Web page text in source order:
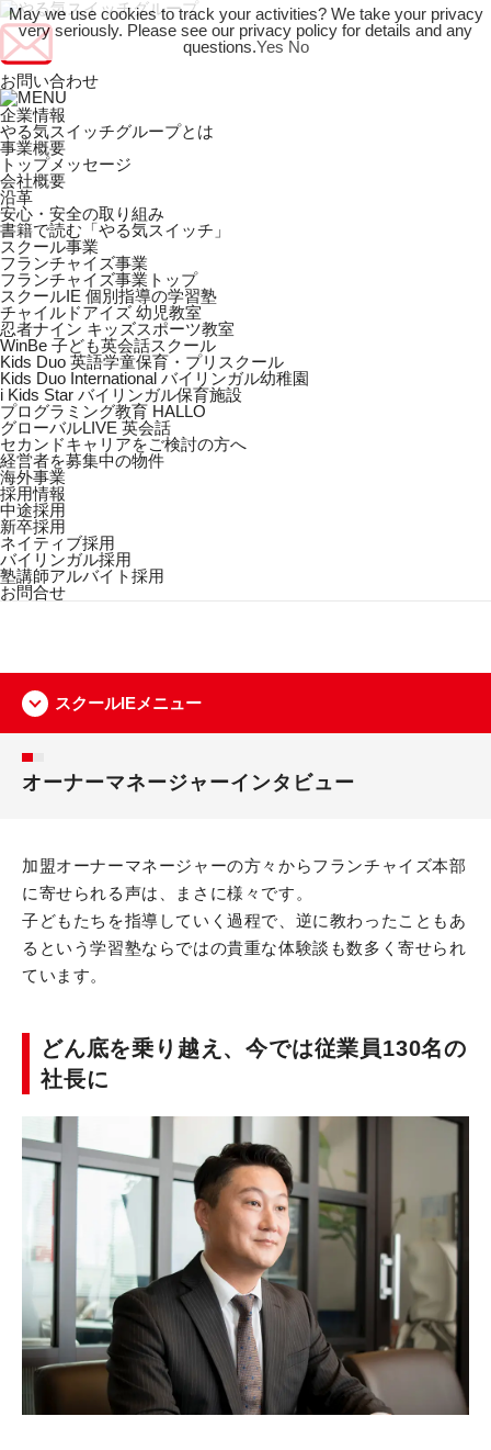
お問い合わせ
企業情報
やる気スイッチグループとは
事業概要
トップメッセージ
会社概要
沿革
安心・安全の取り組み
書籍で読む「やる気スイッチ」
スクール事業
フランチャイズ事業
フランチャイズ事業トップ
スクールIE 個別指導の学習塾
チャイルドアイズ 幼児教室
忍者ナイン キッズスポーツ教室
WinBe 子ども英会話スクール
Kids Duo 英語学童保育・プリスクール
Kids Duo International バイリンガル幼稚園
i Kids Star バイリンガル保育施設
プログラミング教育 HALLO
グローバルLIVE 英会話
セカンドキャリアをご検討の方へ
経営者を募集中の物件
海外事業
採用情報
中途採用
新卒採用
ネイティブ採用
バイリンガル採用
塾講師アルバイト採用
お問合せ
スクールIEメニュー
オーナーマネージャーインタビュー
加盟オーナーマネージャーの方々からフランチャイズ本部
に寄せられる声は、まさに様々です。
子どもたちを指導していく過程で、逆に教わったこともあ
るという学習塾ならではの貴重な体験談も数多く寄せられ
ています。
どん底を乗り越え、今では従業員130名の
社長に
May we use cookies to track your activities? We take your privacy
very seriously. Please see our privacy policy for details and any
questions.Yes No